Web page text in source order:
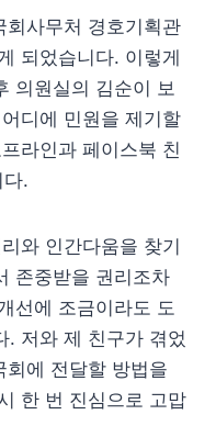
사무처 경호기획관
되었습니다. 이렇게
의원실의 김순이 보
디에 민원을 제기할
라인과 페이스북 친
.
와 인간다움을 찾기
존중받을 권리조차
선에 조금이라도 도
. 저와 제 친구가 겪었
회에 전달할 방법을
한 번 진심으로 고맙